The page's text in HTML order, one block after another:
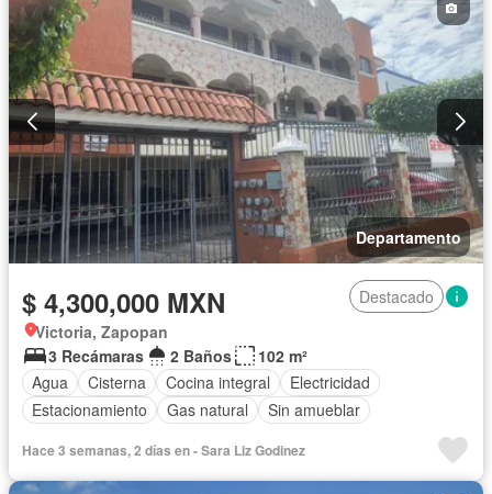
Departamento
$ 4,300,000 MXN
Destacado
Victoria, Zapopan
3 Recámaras
2 Baños
102 m²
Agua
Cisterna Cocina integral
Electricidad
Estacionamiento
Gas natural Sin amueblar
Hace 3 semanas, 2 días en - Sara Liz Godinez